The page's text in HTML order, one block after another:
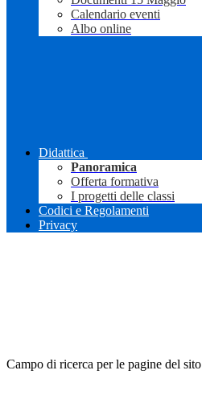
Calendario eventi
Albo online
Didattica
Panoramica
Offerta formativa
I progetti delle classi
Codici e Regolamenti
Privacy
Campo di ricerca per le pagine del sito